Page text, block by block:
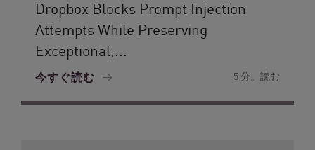
Dropbox Blocks Prompt Injection
Attempts While Preserving
Exceptional,...
今すぐ読む 5 分。読む